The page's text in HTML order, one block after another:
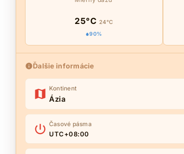
25°C 24°C
90%
Ďalšie informácie
Kontinent
Ázia
Časové pásma
UTC+08:00